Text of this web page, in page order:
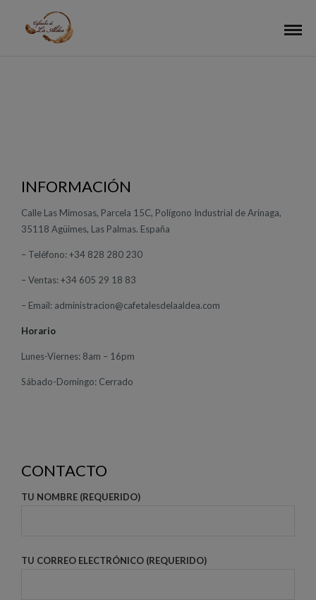
INFORMACIÓN
Calle Las Mimosas, Parcela 15C, Polígono Industrial de Arinaga,
35118 Agüimes, Las Palmas. España
– Teléfono: +34 828 280 230
– Ventas: +34 605 29 18 83
– Email: administracion@cafetalesdelaaldea.com
Horario
Lunes-Viernes: 8am – 16pm
Sábado-Domingo: Cerrado
CONTACTO
TU NOMBRE (REQUERIDO)
TU CORREO ELECTRÓNICO (REQUERIDO)